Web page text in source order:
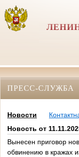
ПРЕСС-СЛУЖБА
Новости
Новость от
Вынесен приговор
обвинению в кражах